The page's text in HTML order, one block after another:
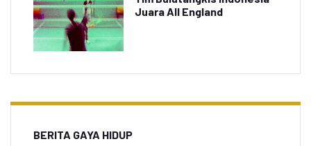
Juara All England
BERITA GAYA HIDUP